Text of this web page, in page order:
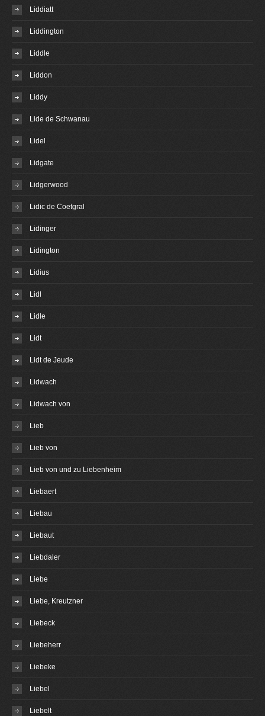
Liddiatt
Liddington
Liddle
Liddon
Liddy
Lide de Schwanau
Lidel
Lidgate
Lidgerwood
Lidic de Coetgral
Lidinger
Lidington
Lidius
Lidl
Lidle
Lidt
Lidt de Jeude
Lidwach
Lidwach von
Lieb
Lieb von
Lieb von und zu Liebenheim
Liebaert
Liebau
Liebaut
Liebdaler
Liebe
Liebe, Kreutzner
Liebeck
Liebeherr
Liebeke
Liebel
Liebelt